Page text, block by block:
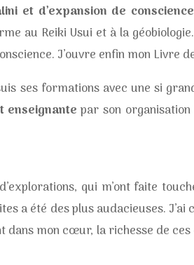
et d’expansion de
au Reiki Usui et à la
J’ouvre enfin mon Livre
ses formations avec une si
enseignante par son
qui m’ont faite
a été des plus audacieuses. J’ai
mon cœur, la richesse de ces